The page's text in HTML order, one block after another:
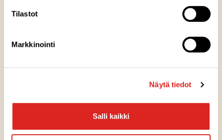
Tilastot
Markkinointi
Näytä tiedot
Salli kaikki
Kuumennusohje
Säilytysohje